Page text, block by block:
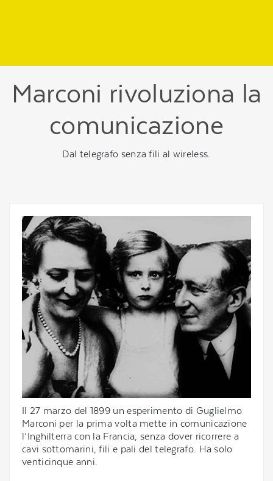
Marconi rivoluziona la
comunicazione
Dal telegrafo senza fili al wireless.
Il 27 marzo del 1899 un esperimento di Guglielmo
Marconi per la prima volta mette in comunicazione
l’Inghilterra con la Francia, senza dover ricorrere a
cavi sottomarini, fili e pali del telegrafo. Ha solo
venticinque anni.